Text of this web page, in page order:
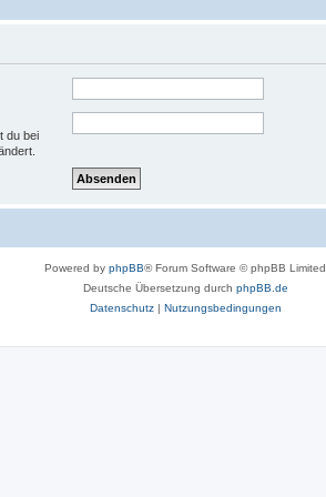
du bei
Powered by phpBB® Forum Software © phpBB Limited
Deutsche Übersetzung durch phpBB.de
Datenschutz| Nutzungsbedingungen